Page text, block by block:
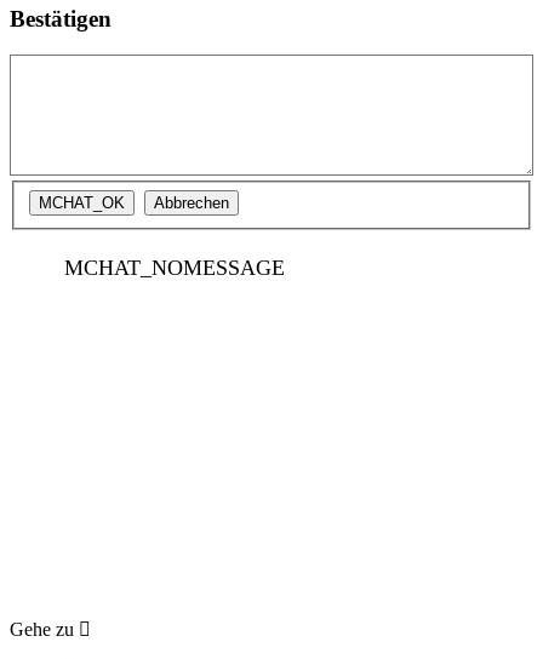
Bestätigen
MCHAT_NOMESSAGE
Gehe zu